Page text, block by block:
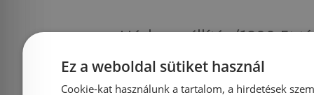
Házhozszállítás (1900 Ft-
Fizetés
Ez a weboldal sütiket használ
Cookie-kat használunk a tartalom, a hirdetések